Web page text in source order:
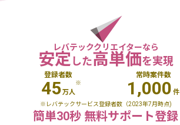
レバテッククリエイターなら
安定した高単価を実現
登録者数
45万人
※
常時案件数
1,000 件
※レバテックサービス登録者数（2023年7月時点)
簡単30秒 無料サポート登録